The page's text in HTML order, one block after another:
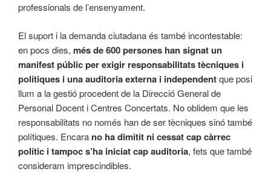
professionals de l’ensenyament.
El suport i la demanda ciutadana és també incontestable:
en pocs dies, més de 600 persones han signat un
manifest públic per exigir responsabilitats tècniques i
polítiques i una auditoria externa i independentque posi
llum a la gestió procedent de la Direcció General de
Personal Docent i Centres Concertats. No oblidem que les
responsabilitats no només han de ser tècniques sinó també
polítiques. Encara no ha dimitit ni cessat cap càrrec
polític i tampoc s’ha iniciat cap auditoria, fets que també
consideram imprescindibles.